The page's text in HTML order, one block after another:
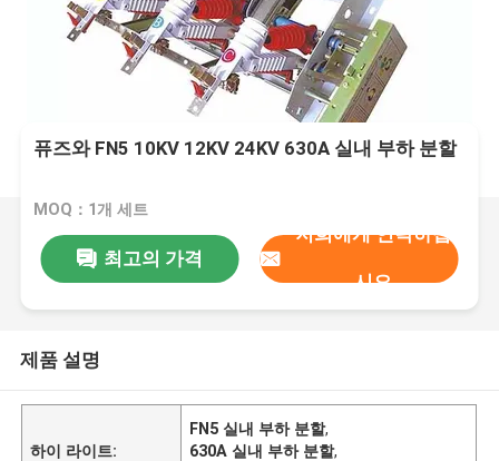
퓨즈와 FN5 10KV 12KV 24KV 630A 실내 부하 분할
MOQ：1개 세트
최고의 가격
저희에게 연락하십
시오
제품 설명
하이 라이트:
FN5 실내 부하 분할,
630A 실내 부하 분할,